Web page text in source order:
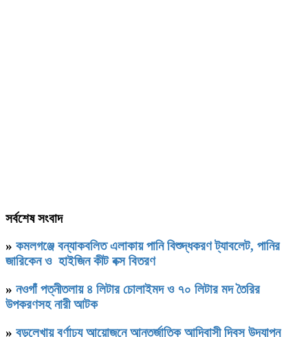
সর্বশেষ সংবাদ
» কমলগঞ্জে বন্যাকবলিত এলাকায় পানি বিশুদ্ধকরণ ট্যাবলেট, পানির
জারিকেন ও হাইজিন কীট বক্স বিতরণ
» নওগাঁ পত্নীতলায় ৪ লিটার চোলাইমদ ও ৭০ লিটার মদ তৈরির
উপকরণসহ নারী আটক
» বড়লেখায় বর্ণাঢ্য আয়োজনে আন্তর্জাতিক আদিবাসী দিবস উদযাপন